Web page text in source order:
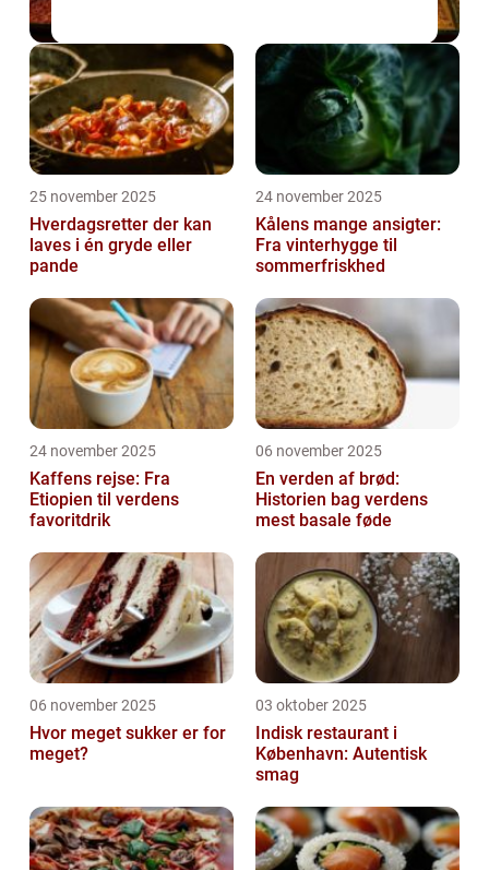
25 november 2025
Hverdagsretter der kan
laves i én gryde eller
pande
24 november 2025
Kålens mange ansigter:
Fra vinterhygge til
sommerfriskhed
24 november 2025
Kaffens rejse: Fra
Etiopien til verdens
favoritdrik
06 november 2025
En verden af brød:
Historien bag verdens
mest basale føde
06 november 2025
Hvor meget sukker er for
meget?
03 oktober 2025
Indisk restaurant i
København: Autentisk
smag